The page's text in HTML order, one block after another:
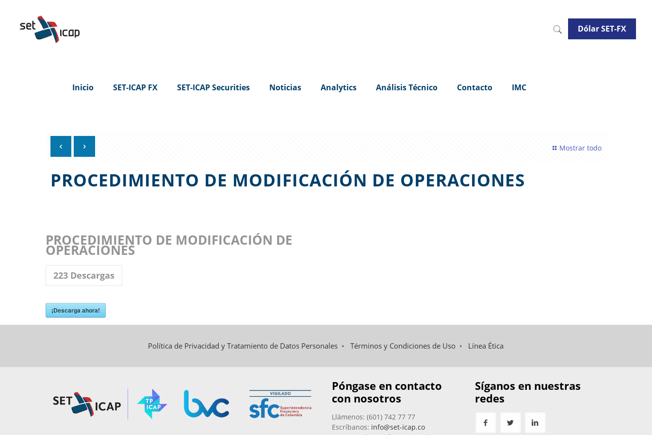
Inicio SET-ICAP FX SET-ICAP Securities Noticias Analytics Análisis Técnico Contacto IMC
Dólar SET-FX
Mostrar todo
PROCEDIMIENTO DE MODIFICACIÓN DE OPERACIONES
PROCEDIMIENTO DE MODIFICACIÓN DE
OPERACIONES
223Descargas
¡Descarga ahora!
Política de Privacidad y Tratamiento de Datos Personales •Términos y Condiciones de Uso • Línea Ética
Póngase en contacto
con nosotros
Llámenos: (601) 742 77 77
Escríbanos: info@set-icap.co
Síganos en nuestras
redes